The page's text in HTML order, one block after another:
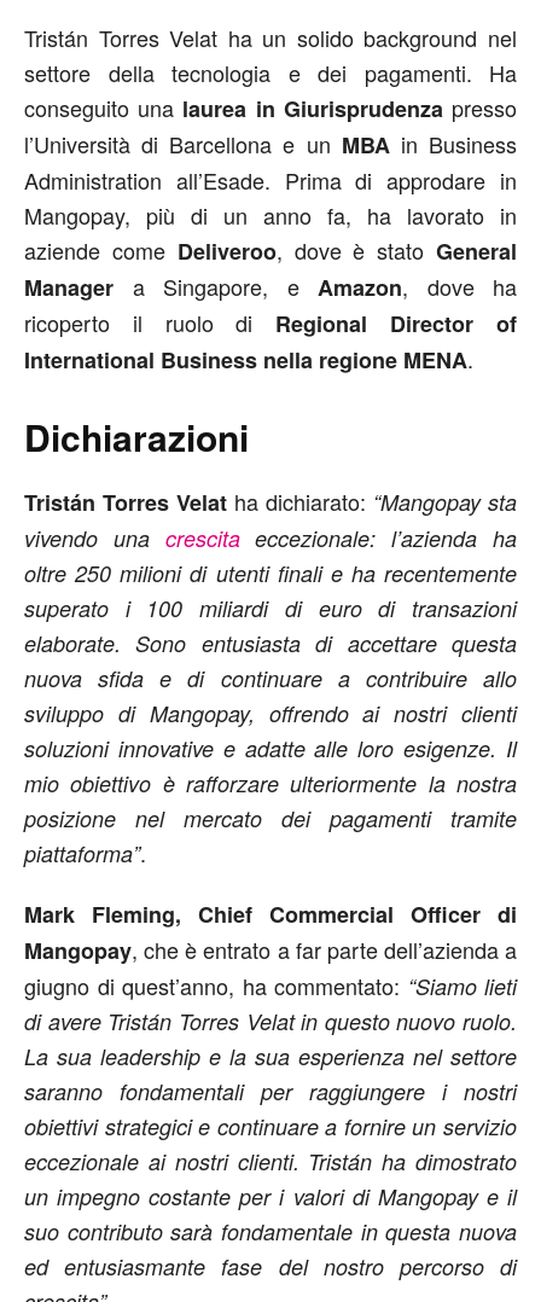
Tristán Torres Velat ha un solido background nel
settore della tecnologia e dei pagamenti. Ha
conseguito una laurea in Giurisprudenza presso
l’Università di Barcellona e un MBAin Business
Administration all’Esade. Prima di approdare in
Mangopay, più di un anno fa, ha lavorato in
aziende come Deliveroo, dove è statoGeneral
Manager a Singapore, e Amazon, dove ha
ricoperto il ruolo di Regional Director of
International Business nella regione MENA.
Dichiarazioni
Tristán Torres Velat ha dichiarato: “Mangopay sta
vivendo una crescitaeccezionale: l’azienda ha
oltre 250 milioni di utenti finali e ha recentemente
superato i 100 miliardi di euro di transazioni
elaborate. Sono entusiasta di accettare questa
nuova sfida e di continuare a contribuire allo
sviluppo di Mangopay, offrendo ai nostri clienti
soluzioni innovative e adatte alle loro esigenze. Il
mio obiettivo è rafforzare ulteriormente la nostra
posizione nel mercato dei pagamenti tramite
piattaforma”.
Mark Fleming, Chief Commercial Officer di
Mangopay, che è entrato a far parte dell’azienda a
giugno di quest’anno, ha commentato: “Siamo lieti
di avere Tristán Torres Velat in questo nuovo ruolo.
La sua leadership e la sua esperienza nel settore
saranno fondamentali per raggiungere i nostri
obiettivi strategici e continuare a fornire un servizio
eccezionale ai nostri clienti. Tristán ha dimostrato
un impegno costante per i valori di Mangopay e il
suo contributo sarà fondamentale in questa nuova
ed entusiasmante fase del nostro percorso di